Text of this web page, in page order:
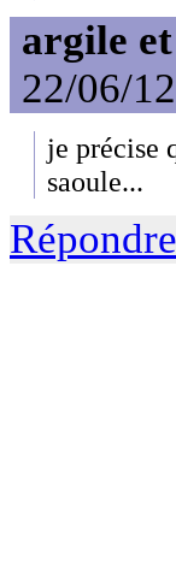
argile
22/06/
je précise
saoule...